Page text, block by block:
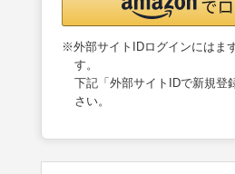
※外部サイトIDログインにはま
す。
下記「外部サイトIDで新規登
さい。